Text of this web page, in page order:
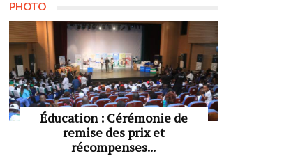
PHOTO
Éducation : Cérémonie de
remise des prix et
récompenses...